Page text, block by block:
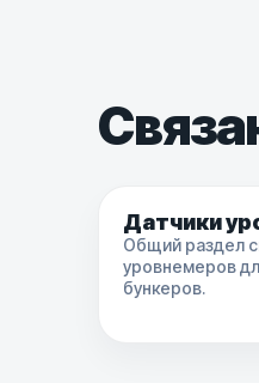
Датчики
Общий раздел
уровнемеров
бункеров.